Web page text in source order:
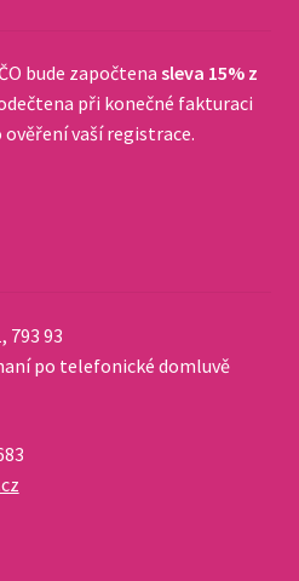
bude započtena sleva 15% z
při konečné fakturaci
vaší registrace.
793 93
po telefonické domluvě